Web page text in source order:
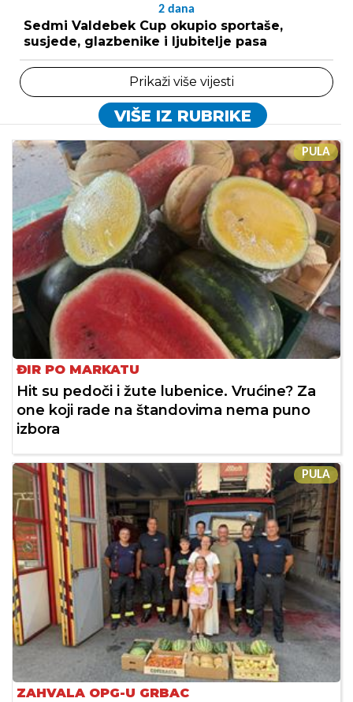
2 dana
Sedmi Valdebek Cup okupio sportaše,
susjede, glazbenike i ljubitelje pasa
Prikaži više vijesti
VIŠE IZ RUBRIKE
PULA
ĐIR PO MARKATU
Hit su pedoči i žute lubenice. Vrućine? Za
one koji rade na štandovima nema puno
izbora
PULA
ZAHVALA OPG-U GRBAC